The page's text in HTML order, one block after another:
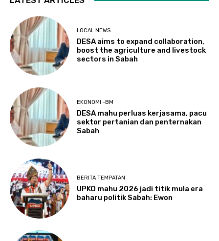
LOCAL NEWS
DESA aims to expand collaboration,
boost the agriculture and livestock
sectors in Sabah
EKONOMI -BM
DESA mahu perluas kerjasama, pacu
sektor pertanian dan penternakan
Sabah
BERITA TEMPATAN
UPKO mahu 2026 jadi titik mula era
baharu politik Sabah: Ewon